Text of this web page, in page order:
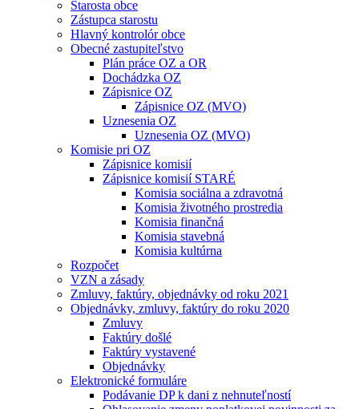
Starosta obce
Zástupca starostu
Hlavný kontrolór obce
Obecné zastupiteľstvo
Plán práce OZ a OR
Dochádzka OZ
Zápisnice OZ
Zápisnice OZ (MVO)
Uznesenia OZ
Uznesenia OZ (MVO)
Komisie pri OZ
Zápisnice komisií
Zápisnice komisií STARÉ
Komisia sociálna a zdravotná
Komisia životného prostredia
Komisia finančná
Komisia stavebná
Komisia kultúrna
Rozpočet
VZN a zásady
Zmluvy, faktúry, objednávky od roku 2021
Objednávky, zmluvy, faktúry do roku 2020
Zmluvy
Faktúry došlé
Faktúry vystavené
Objednávky
Elektronické formuláre
Podávanie DP k dani z nehnuteľností